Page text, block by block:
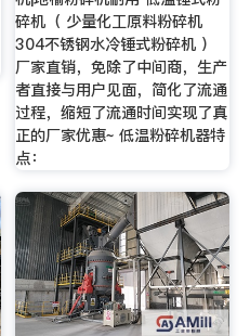
碎机（ 少量化工原料粉碎机
304不锈钢水冷锤式粉碎机 ）
厂家直销，免除了中间商，生产
者直接与用户见面，简化了流通
过程，缩短了流通时间实现了真
正的厂家优惠~ 低温粉碎机器特
点：